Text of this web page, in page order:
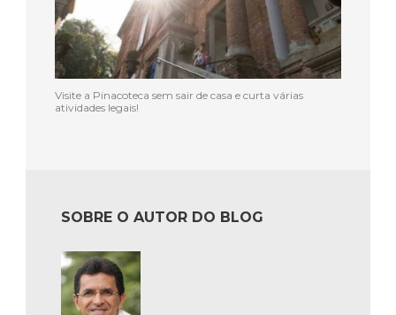
Visite a Pinacoteca sem sair de casa e curta várias
atividades legais!
SOBRE O AUTOR DO BLOG